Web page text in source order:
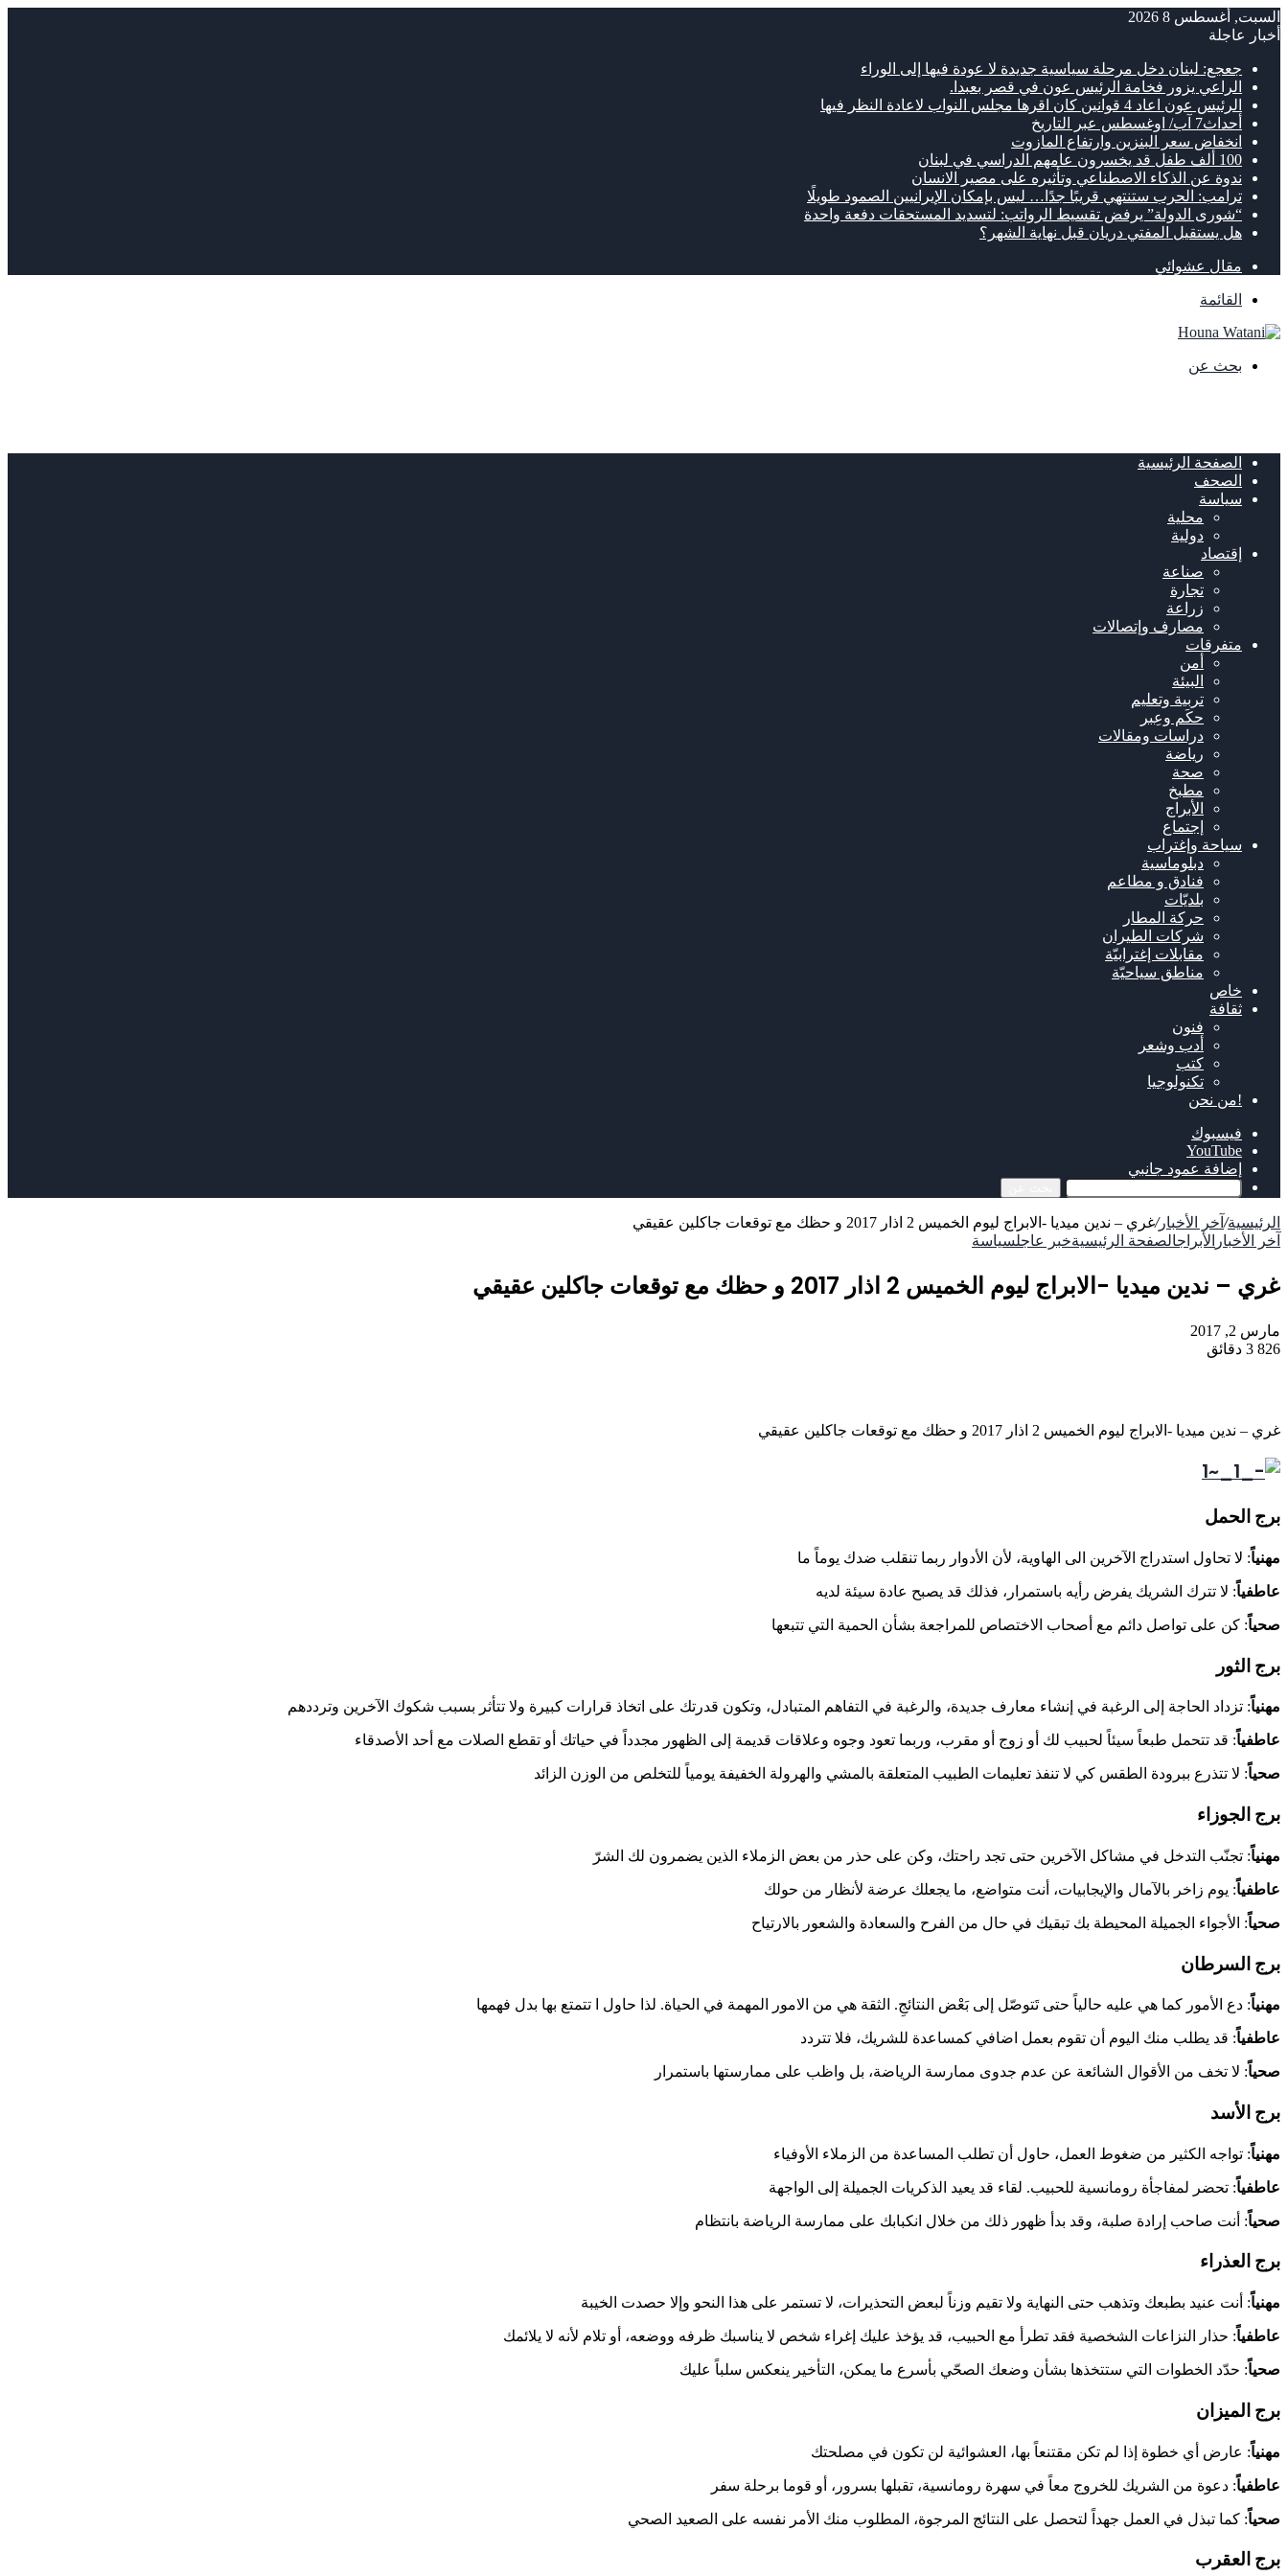
السبت, أغسطس 8 2026
أخبار عاجلة
جعجع: لبنان دخل مرحلة سياسية جديدة لا عودة فيها إلى الوراء
الراعي يزور فخامة الرئيس عون في قصر بعبدا.
الرئيس عون اعاد 4 قوانين كان اقرها مجلس النواب لاعادة النظر فيها
أحداث7 آب/ اوغسطس عبر التاريخ
انخفاض سعر البنزين وارتفاع المازوت
100 ألف طفل قد يخسرون عامهم الدراسي في لبنان
ندوة عن الذكاء الاصطناعي وتأثيره على مصير الانسان
ترامب: الحرب ستنتهي قريبًا جدًا… ليس بإمكان الإيرانيين الصمود طويلًا
“شورى الدولة” يرفض تقسيط الرواتب: لتسديد المستحقات دفعة واحدة
هل يستقيل المفتي دريان قبل نهاية الشهر؟
مقال عشوائي
القائمة
بحث عن
الصفحة الرئيسية
الصحف
سياسة
محلية
دولية
إقتصاد
صناعة
تجارة
زراعة
مصارف وإتصالات
متفرقات
أمن
البيئة
تربية وتعليم
حكَم وعِبر
دراسات ومقالات
رياضة
صحة
مطبخ
الأبراج
إجتماع
سياحة وإغتراب
دبلوماسية
فنادق و مطاعم
بلديّات
حركة المطار
شركات الطيران
مقابلات إغترابيّة
مناطق سياحيّة
خاص
ثقافة
فنون
أدب وشعر
كتب
تكنولوجيا
!من نحن
فيسبوك
‫YouTube
إضافة عمود جانبي
الرئيسية/ آخر الأخبار/غري – ندين ميديا -الابراج ليوم الخميس 2 اذار 2017 و حظك مع توقعات جاكلين عقيقي
آخر الأخبار الأبراجالصفحة الرئيسيةخبر عاجلسياسة
غري – ندين ميديا -الابراج ليوم الخميس 2 اذار 2017 و حظك مع توقعات جاكلين عقيقي
مارس 2, 2017
826 3 دقائق
غري – ندين ميديا -الابراج ليوم الخميس 2 اذار 2017 و حظك مع توقعات جاكلين عقيقي
برج الحمل
مهنياً: لا تحاول استدراج الآخرين الى الهاوية، لأن الأدوار ربما تنقلب ضدك يوماً ما
عاطفياً: لا تترك الشريك يفرض رأيه باستمرار، فذلك قد يصبح عادة سيئة لديه
صحياً: كن على تواصل دائم مع أصحاب الاختصاص للمراجعة بشأن الحمية التي تتبعها
برج الثور
مهنياً: تزداد الحاجة إلى الرغبة في إنشاء معارف جديدة، والرغبة في التفاهم المتبادل، وتكون قدرتك على اتخاذ قرارات كبيرة ولا تتأثر بسبب شكوك الآخرين وترددهم
عاطفياً: قد تتحمل طبعاً سيئاً لحبيب لك أو زوج أو مقرب، وربما تعود وجوه وعلاقات قديمة إلى الظهور مجدداً في حياتك أو تقطع الصلات مع أحد الأصدقاء
صحياً: لا تتذرع ببرودة الطقس كي لا تنفذ تعليمات الطبيب المتعلقة بالمشي والهرولة الخفيفة يومياً للتخلص من الوزن الزائد
برج الجوزاء
مهنياً: تجنّب التدخل في مشاكل الآخرين حتى تجد راحتك، وكن على حذر من بعض الزملاء الذين يضمرون لك الشرّ
عاطفياً: يوم زاخر بالآمال والإيجابيات، أنت متواضع، ما يجعلك عرضة لأنظار من حولك
صحياً: الأجواء الجميلة المحيطة بك تبقيك في حال من الفرح والسعادة والشعور بالارتياح
برج السرطان
مهنياً: دع الأمور كما هي عليه حالياً حتى تَتوصّل إلى بَعْض النتائجِ. الثقة هي من الامور المهمة في الحياة. لذا حاول ا تتمتع بها بدل فهمها
عاطفياً: قد يطلب منك اليوم أن تقوم بعمل اضافي كمساعدة للشريك، فلا تتردد
صحياً: لا تخف من الأقوال الشائعة عن عدم جدوى ممارسة الرياضة، بل واظب على ممارستها باستمرار
برج الأسد
مهنياً: تواجه الكثير من ضغوط العمل، حاول أن تطلب المساعدة من الزملاء الأوفياء
عاطفياً: تحضر لمفاجأة رومانسية للحبيب. لقاء قد يعيد الذكريات الجميلة إلى الواجهة
صحياً: أنت صاحب إرادة صلبة، وقد بدأ ظهور ذلك من خلال انكبابك على ممارسة الرياضة بانتظام
برج العذراء
مهنياً: أنت عنيد بطبعك وتذهب حتى النهاية ولا تقيم وزناً لبعض التحذيرات، لا تستمر على هذا النحو وإلا حصدت الخيبة
عاطفياً: حذار النزاعات الشخصية فقد تطرأ مع الحبيب، قد يؤخذ عليك إغراء شخص لا يناسبك ظرفه ووضعه، أو تلام لأنه لا يلائمك
صحياً: حدّد الخطوات التي ستتخذها بشأن وضعك الصحّي بأسرع ما يمكن، التأخير ينعكس سلباً عليك
برج الميزان
مهنياً: عارض أي خطوة إذا لم تكن مقتنعاً بها، العشوائية لن تكون في مصلحتك
عاطفياً: دعوة من الشريك للخروج معاً في سهرة رومانسية، تقبلها بسرور، أو قوما برحلة سفر
صحياً: كما تبذل في العمل جهداً لتحصل على النتائج المرجوة، المطلوب منك الأمر نفسه على الصعيد الصحي
برج العقرب